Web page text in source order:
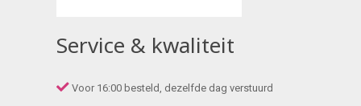
Service & kwaliteit
Voor 16:00 besteld, dezelfde dag verstuurd